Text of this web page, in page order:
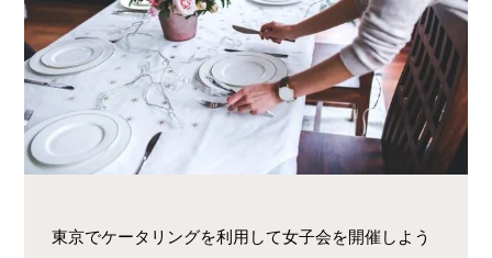
東京でケータリングを利用して女子会を開催しよう